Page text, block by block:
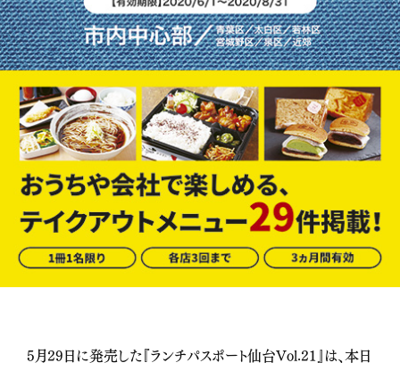
5月29日に発売した『ランチパスポート仙台Vol.21』は、本日